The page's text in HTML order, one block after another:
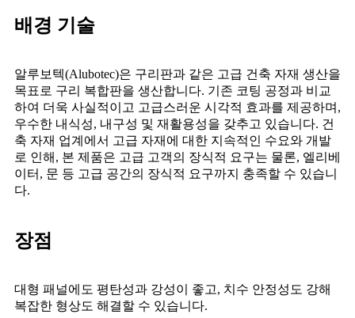
배경 기술
알루보텍(Alubotec)은 구리판과 같은 고급 건축 자재 생산을
목표로 구리 복합판을 생산합니다. 기존 코팅 공정과 비교
하여 더욱 사실적이고 고급스러운 시각적 효과를 제공하며,
우수한 내식성, 내구성 및 재활용성을 갖추고 있습니다. 건
축 자재 업계에서 고급 자재에 대한 지속적인 수요와 개발
로 인해, 본 제품은 고급 고객의 장식적 요구는 물론, 엘리베
이터, 문 등 고급 공간의 장식적 요구까지 충족할 수 있습니
다.
장점
대형 패널에도 평탄성과 강성이 좋고, 치수 안정성도 강해
복잡한 형상도 해결할 수 있습니다.